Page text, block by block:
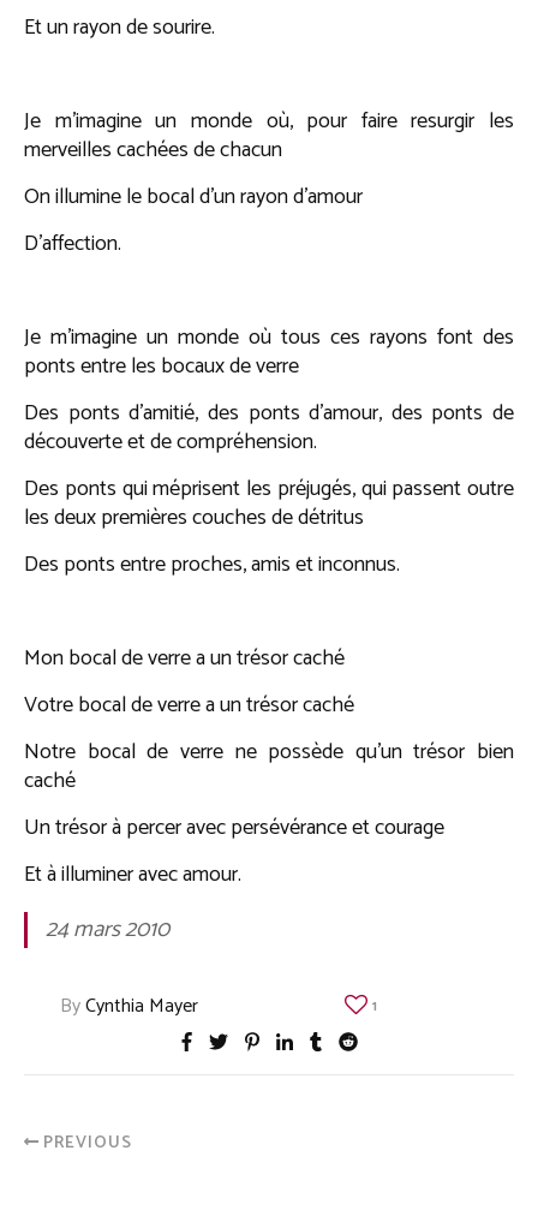
Et un rayon de sourire.
Je m’imagine un monde où, pour faire resurgir les
merveilles cachées de chacun
On illumine le bocal d’un rayon d’amour
D’affection.
Je m’imagine un monde où tous ces rayons font des
ponts entre les bocaux de verre
Des ponts d’amitié, des ponts d’amour, des ponts de
découverte et de compréhension.
Des ponts qui méprisent les préjugés, qui passent outre
les deux premières couches de détritus
Des ponts entre proches, amis et inconnus.
Mon bocal de verre a un trésor caché
Votre bocal de verre a un trésor caché
Notre bocal de verre ne possède qu’un trésor bien
caché
Un trésor à percer avec persévérance et courage
Et à illuminer avec amour.
24 mars 2010
ByCynthia Mayer 1
PREVIOUS